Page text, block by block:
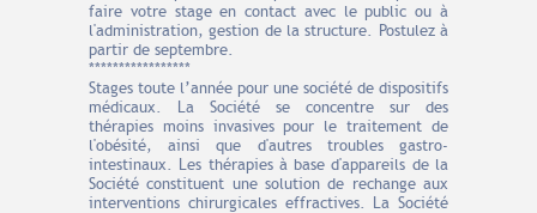
faire votre stage en contact avec le public ou à
l'administration, gestion de la structure. Postulez à
partir de septembre.
*****************
Stages toute l’année pour une société de dispositifs
médicaux. La Société se concentre sur des
thérapies moins invasives pour le traitement de
l'obésité, ainsi que d'autres troubles gastro-
intestinaux. Les thérapies à base d'appareils de la
Société constituent une solution de rechange aux
interventions chirurgicales effractives. La Société